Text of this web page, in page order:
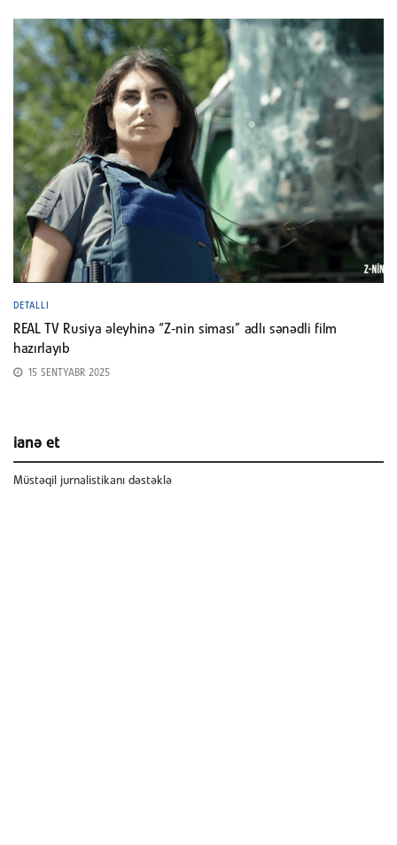
DETALLI
REAL TV Rusiya əleyhinə “Z-nin siması” adlı sənədli film
hazırlayıb
15 SENTYABR 2025
ianə et
Müstəqil jurnalistikanı dəstəklə